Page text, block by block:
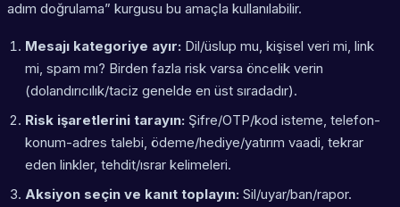
adım doğrulama” kurgusu bu amaçla kullanılabilir.
Mesajı kategoriye ayır: Dil/üslup mu, kişisel veri mi, link
mi, spam mı? Birden fazla risk varsa öncelik verin
(dolandırıcılık/taciz genelde en üst sıradadır).
Risk işaretlerini tarayın: Şifre/OTP/kod isteme, telefon-
konum-adres talebi, ödeme/hediye/yatırım vaadi, tekrar
eden linkler, tehdit/ısrar kelimeleri.
Aksiyon seçin ve kanıt toplayın: Sil/uyar/ban/rapor.